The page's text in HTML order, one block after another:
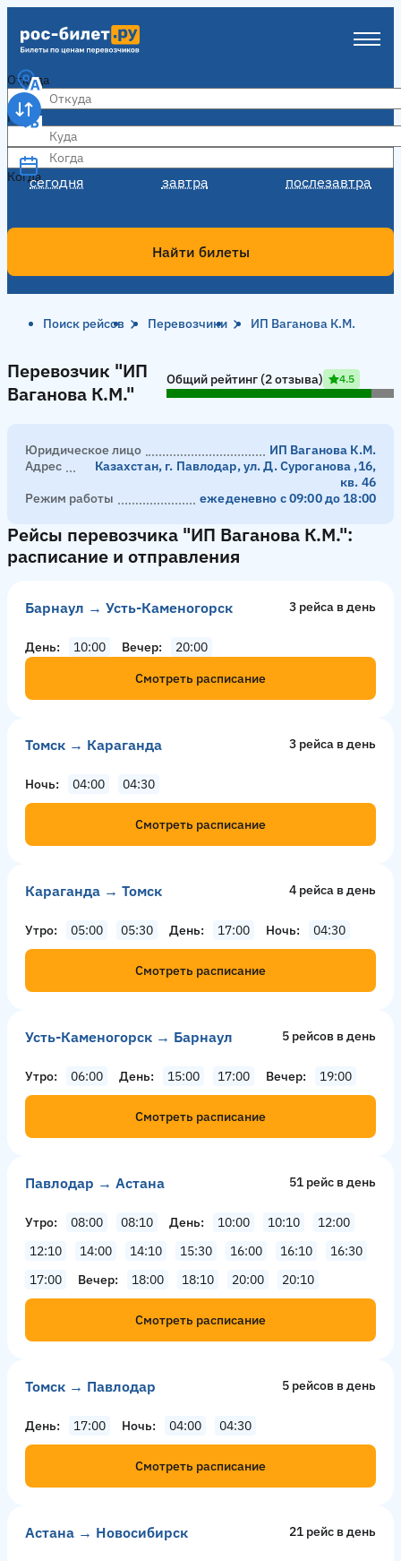
Откуда
Куда
Когда
сегодня завтра послезавтра
Когда
Найти билеты
Поиск рейсов Перевозчики ИП Ваганова К.М.
Перевозчик "ИП Ваганова К.М."
Перевозчик "ИП
Ваганова К.М."
Общий рейтинг (2 отзыва) 4.5
Юридическое лицо
ИП Ваганова К.М.
Адрес
Казахстан, г. Павлодар, ул. Д. Суроганова ,16,
кв. 46
Режим работы
ежеденевно с 09:00 до 18:00
Рейсы перевозчика "ИП Ваганова К.М.":
расписание и отправления
Барнаул → Усть-Каменогорск 3 рейсa в день
День 10:00 Вечер
20:00
Смотреть расписание
Томск → Караганда 3 рейсa в день
Ночь 04:00 04:30
Смотреть расписание
Караганда → Томск 4 рейсa в день
Утро 05:00 05:30 День 17:00 Ночь 04:30
Смотреть расписание
Усть-Каменогорск → Барнаул 5 рейсов в день
Утро 06:00 День 15:00 17:00 Вечер 19:00
Смотреть расписание
Павлодар → Астана 51 рейс в день
Утро 08:00 08:10 День 10:00 10:10
12:00
12:10
14:00 14:10 15:30 16:00 16:10
16:30
17:00
Вечер 18:00 18:10 20:00 20:10
Смотреть расписание
Томск → Павлодар 5 рейсов в день
День 17:00 Ночь 04:00 04:30
Смотреть расписание
Астана → Новосибирск 21 рейс в день